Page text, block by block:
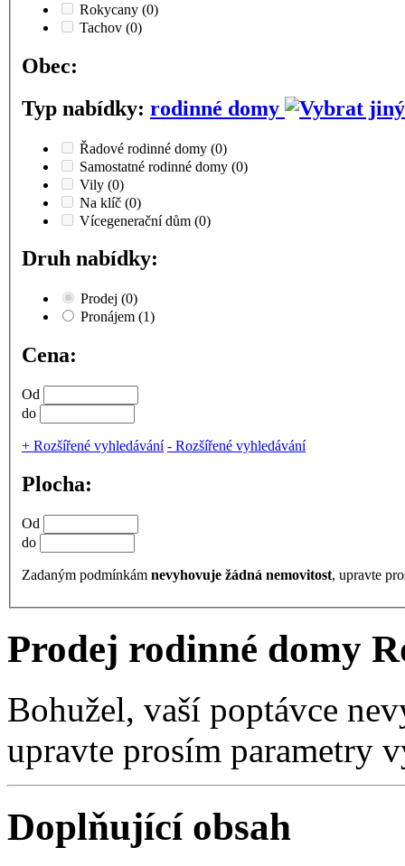
Rokycany (0)
Tachov (0)
Obec:
Typ nabídky: rodinné domy
Řadové rodinné domy (0)
Samostatné rodinné domy (0)
Vily (0)
Na klíč (0)
Vícegenerační dům (0)
Druh nabídky:
Prodej (0)
Pronájem (1)
Cena:
Od
do
+ Rozšířené vyhledávání - Rozšířené vyhledávání
Plocha:
Od
do
Zadaným podmínkám nevyhovuje žádná nemovitost, upravte
Prodej rodinné domy
Bohužel, vaší poptávce
upravte prosím parametry
Doplňující obsah